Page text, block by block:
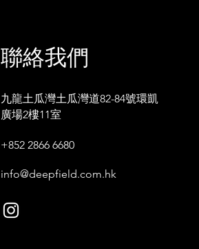
聯絡我們
九龍土瓜灣土瓜灣道82-84號環凱
廣場2樓11室
+852 2866 6680
info@deepfield.com.hk